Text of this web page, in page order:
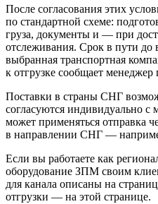
После согласования этих
по стандартной схеме:
груза, документы и — при
отслеживания. Срок в пути до
выбранная транспортная
к отгрузке сообщает
Поставки в страны СНГ
согласуются индивидуально с
может применяться отправка
в направлении СНГ —
Если вы работаете как
оборудование ЗПМ своим
для канала описаны на
отгрузки — на этой странице.